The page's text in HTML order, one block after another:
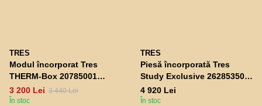
TRES
Modul încorporat Tres
THERM-Box 20785001
pentru baterie
monocomandă 20785001
3 200 Lei 3 440 Lei
În stoc
TRES
Piesă încorporată Tres
Study Exclusive 26285350
pentru baterie de podea
4 920 Lei
În stoc